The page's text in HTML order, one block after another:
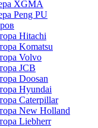
XGMA
Peng PU
Hitachi
Komatsu
Volvo
JCB
Doosan
Hyundai
Caterpillar
New Holland
Liebherr